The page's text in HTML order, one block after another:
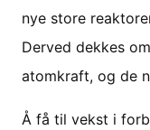
nye store
Derved dekkes
atomkraft, og de
Å få til vekst i